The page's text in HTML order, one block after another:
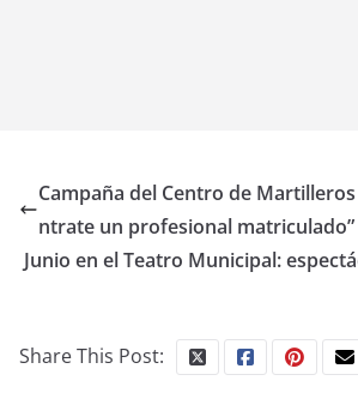
Campaña del Centro de
ntrate un profesional matriculado”
Junio en el Teatro Municipal:
Share This Post: